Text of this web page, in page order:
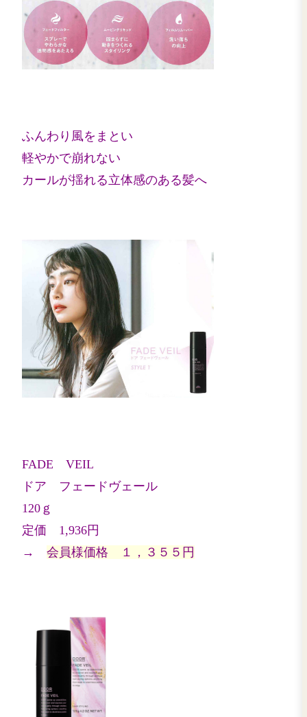
ふんわり風をまとい
軽やかで崩れない
カールが揺れる立体感のある髪へ